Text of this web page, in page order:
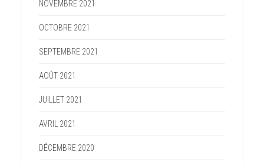
NOVEMBRE 2021
OCTOBRE 2021
SEPTEMBRE 2021
AOÛT 2021
JUILLET 2021
AVRIL 2021
DÉCEMBRE 2020